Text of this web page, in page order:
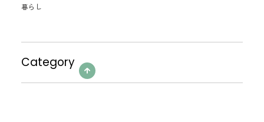
暮らし
Category